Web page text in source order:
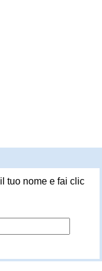
tuo nome e fai clic